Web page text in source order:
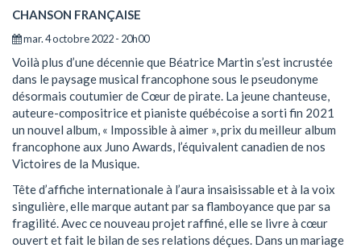
CHANSON FRANÇAISE
mar. 4 octobre 2022 - 20h00
Voilà plus d’une décennie que Béatrice Martin s’est incrustée
dans le paysage musical francophone sous le pseudonyme
désormais coutumier de Cœur de pirate. La jeune chanteuse,
auteure-compositrice et pianiste québécoise a sorti fin 2021
un nouvel album, « Impossible à aimer », prix du meilleur album
francophone aux Juno Awards, l’équivalent canadien de nos
Victoires de la Musique.
Tête d’affiche internationale à l’aura insaisissable et à la voix
singulière, elle marque autant par sa flamboyance que par sa
fragilité. Avec ce nouveau projet raffiné, elle se livre à cœur
ouvert et fait le bilan de ses relations déçues. Dans un mariage